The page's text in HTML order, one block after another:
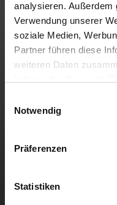
analysieren. Außerdem
Verwendung unserer
soziale Medien,
Partner führen diese
weiteren Daten
Notwendig
Präferenzen
Statistiken
Carrelli